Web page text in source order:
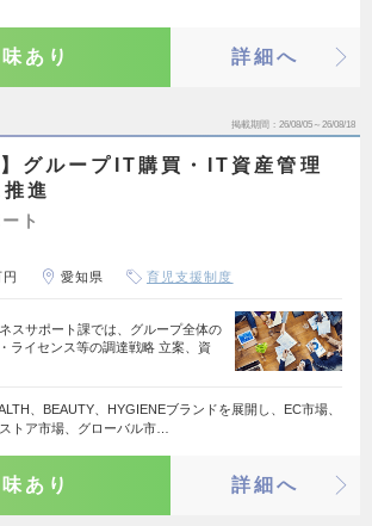
あり 詳細へ
掲載期間 26/08/05～26/08/18
】グループIT購買・IT資産管理
進
ト
愛知県 育児支援制度
スサポート課では、グループ全体の
ライセンス等の調達戦略 立案、資
、BEAUTY、HYGIENEブランドを展開し、EC市場、
トア市場、グローバル市…
あり 詳細へ